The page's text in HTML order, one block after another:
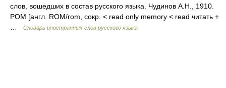
слов, вошедших в состав русского языка. Чудинов А.Н., 1910.
РОМ [англ. ROM/rom, сокр. < read only memory < read читать +
Словарь иностранных слов русского языка